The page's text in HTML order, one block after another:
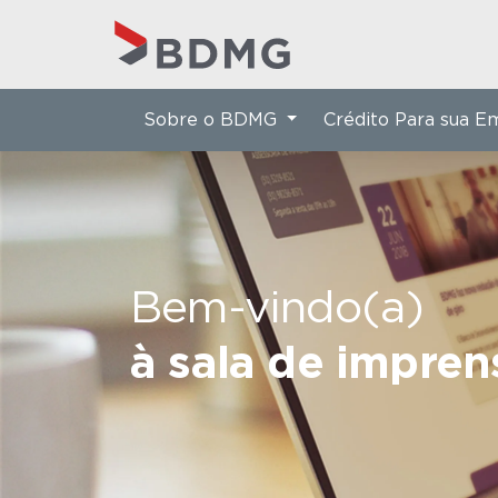
Bem-vindo(a)
à sala de
Sobre o BDMG Crédito Para sua